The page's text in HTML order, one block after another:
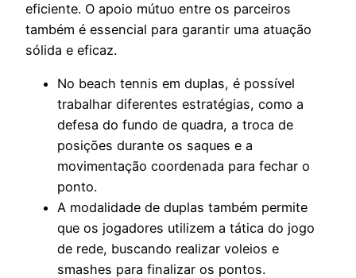
eficiente. O apoio mútuo entre os parceiros
também é essencial para garantir uma atuação
sólida e eficaz.
No beach tennis em duplas, é possível
trabalhar diferentes estratégias, como a
defesa do fundo de quadra, a troca de
posições durante os saques e a
movimentação coordenada para fechar o
ponto.
A modalidade de duplas também permite
que os jogadores utilizem a tática do jogo
de rede, buscando realizar voleios e
smashes para finalizar os pontos.